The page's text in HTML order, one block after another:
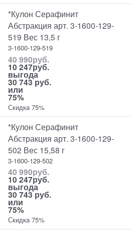
*Кулон Серафинит
Абстракция арт. 3-1600-129-
519 Вес 13,5 г
3-1600-129-519
40 990руб.
10 247руб.
выгода
30 743 руб.
или
75%
Скидка 75%
*Кулон Серафинит
Абстракция арт. 3-1600-129-
502 Вес 15,58 г
3-1600-129-502
40 990руб.
10 247руб.
выгода
30 743 руб.
или
75%
Скидка 75%